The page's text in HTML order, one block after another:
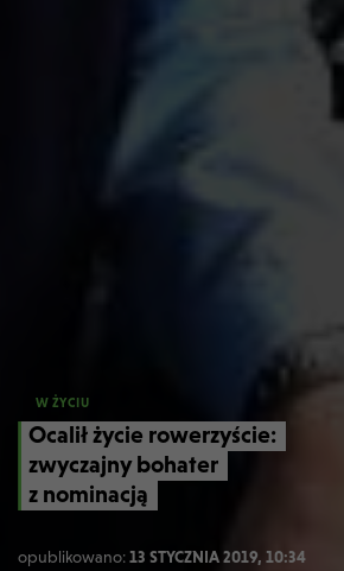
W ŻYCIU
Ocalił życie rowerzyście:
zwyczajny bohater
z nominacją
opublikowano:13 STYCZNIA 2019, 10:34